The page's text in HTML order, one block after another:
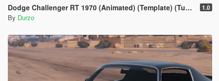
Dodge Challenger RT 1970 (Animated) (Template) (Tuneable) (Wipers) 1.0
By Durzo